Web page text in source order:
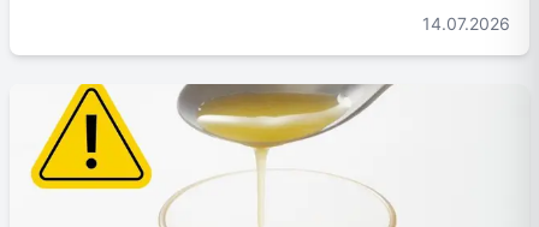
14.07.2026